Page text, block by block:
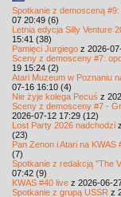
Spotkanie z demosceną #9:
07 20:49 (6)
Letnia edycja Silly Venture
15:41 (38)
Pamięci Jurgiego z 2026-
Sceny z demosceny #7:
19 15:24 (2)
Atari Muzeum w Poznaniu
07-16 16:10 (4)
Nie żyje kolega Pecuś z
Sceny z demosceny #7 -
2026-07-12 17:29 (12)
Lost Party 2026 nadchodzi
(23)
Pan Zenon i Atari na KWAS
(7)
Spotkanie z redakcją "The
07:42 (9)
KWAS #40 live z 2026-06-
Spotkanie z grupą USSR z